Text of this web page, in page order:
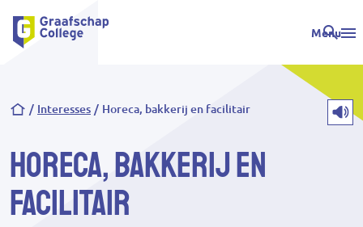
Menu
Kruimelpad
Interesses Horeca, bakkerij en facilitair
Horeca, bakkerij en
facilitair